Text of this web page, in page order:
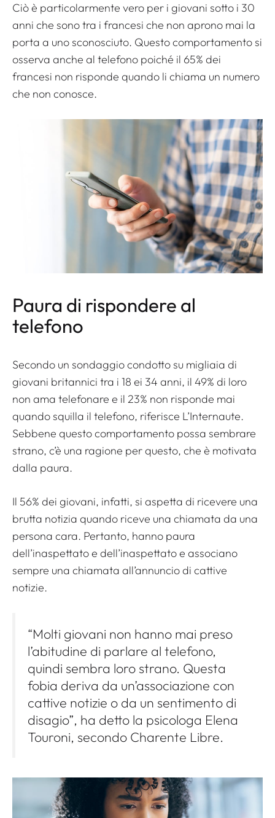
Ciò è particolarmente vero per i giovani sotto i 30
anni che sono tra i francesi che non aprono mai la
porta a uno sconosciuto. Questo comportamento si
osserva anche al telefono poiché il 65% dei
francesi non risponde quando li chiama un numero
che non conosce.
Paura di rispondere al
telefono
Secondo un sondaggio condotto su migliaia di
giovani britannici tra i 18 ei 34 anni, il 49% di loro
non ama telefonare e il 23% non risponde mai
quando squilla il telefono, riferisce L’Internaute.
Sebbene questo comportamento possa sembrare
strano, c’è una ragione per questo, che è motivata
dalla paura.
Il 56% dei giovani, infatti, si aspetta di ricevere una
brutta notizia quando riceve una chiamata da una
persona cara. Pertanto, hanno paura
dell’inaspettato e dell’inaspettato e associano
sempre una chiamata all’annuncio di cattive
notizie.
“Molti giovani non hanno mai preso
l’abitudine di parlare al telefono,
quindi sembra loro strano. Questa
fobia deriva da un’associazione con
cattive notizie o da un sentimento di
disagio”, ha detto la psicologa Elena
Touroni, secondo Charente Libre.